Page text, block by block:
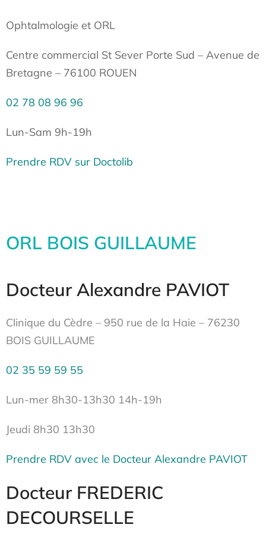
Ophtalmologie et ORL
Centre commercial St Sever Porte Sud – Avenue de
Bretagne – 76100 ROUEN
02 78 08 96 96
Lun-Sam 9h-19h
Prendre RDV sur Doctolib
ORL BOIS GUILLAUME
Docteur Alexandre PAVIOT
Clinique du Cèdre – 950 rue de la Haie – 76230
BOIS GUILLAUME
02 35 59 59 55
Lun-mer 8h30-13h30 14h-19h
Jeudi 8h30 13h30
Prendre RDV avec le Docteur Alexandre PAVIOT
Docteur FREDERIC
DECOURSELLE